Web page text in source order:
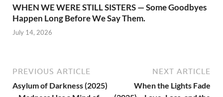
WHEN WE WERE STILL SISTERS — Some Goodbyes
Happen Long Before We Say Them.
July 14, 2026
PREVIOUS ARTICLE
Asylum of Darkness (2025)
NEXT ARTICLE
When the Lights Fade